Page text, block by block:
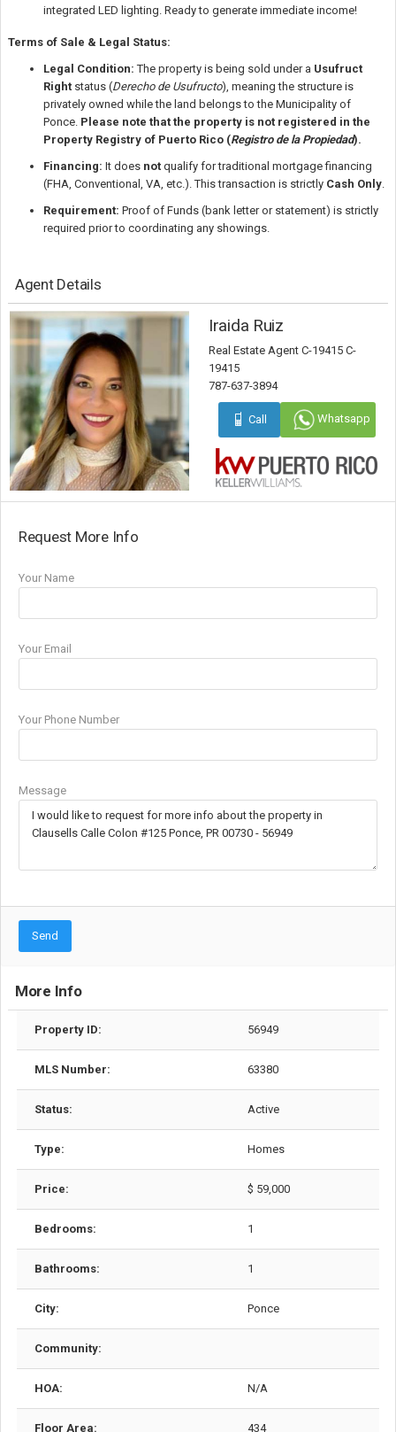
integrated LED lighting. Ready to generate immediate income!
Terms of Sale & Legal Status:
Legal Condition: The property is being sold under a Usufruct
Right status (Derecho de Usufructo), meaning the structure is
privately owned while the land belongs to the Municipality of
Ponce. Please note that the property is not registered in the
Property Registry of Puerto Rico (Registro de la Propiedad).
Financing: It does not qualify for traditional mortgage financing
(FHA, Conventional, VA, etc.). This transaction is strictly Cash Only
Requirement: Proof of Funds (bank letter or statement) is strictly
required prior to coordinating any showings.
Agent Details
Iraida Ruiz
Real Estate Agent C-19415 C-
19415
787-637-3894
Call Whatsapp
Request More Info
Your Name
Your Email
Your Phone Number
Message
Send
More Info
Property ID: 56949
MLS Number: 63380
Status: Active
Type: Homes
Price: $ 59,000
Bedrooms: 1
Bathrooms: 1
City: Ponce
Community:
HOA: N/A
Floor Area: 434